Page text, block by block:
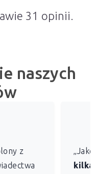
31 opinii.
naszych
z
„Jako